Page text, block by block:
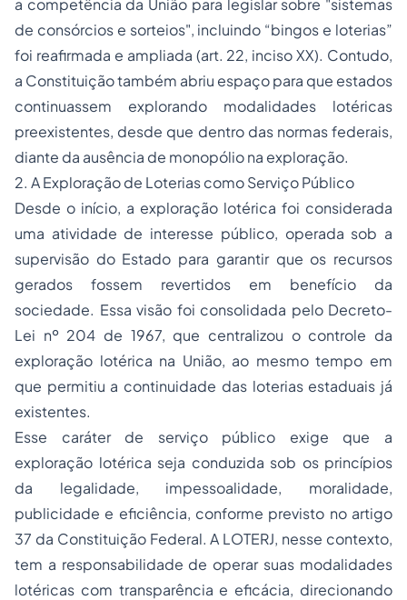
a competência da União para legislar sobre "sistemas
de consórcios e sorteios", incluindo “bingos e loterias”
foi reafirmada e ampliada (art. 22, inciso XX). Contudo,
a Constituição também abriu espaço para que estados
continuassem explorando modalidades lotéricas
preexistentes, desde que dentro das normas federais,
diante da ausência de monopólio na exploração.
2. A Exploração de Loterias como Serviço Público
Desde o início, a exploração lotérica foi considerada
uma atividade de interesse público, operada sob a
supervisão do Estado para garantir que os recursos
gerados fossem revertidos em benefício da
sociedade. Essa visão foi consolidada pelo Decreto-
Lei nº 204 de 1967, que centralizou o controle da
exploração lotérica na União, ao mesmo tempo em
que permitiu a continuidade das loterias estaduais já
existentes.
Esse caráter de serviço público exige que a
exploração lotérica seja conduzida sob os princípios
da legalidade, impessoalidade, moralidade,
publicidade e eficiência, conforme previsto no artigo
37 da Constituição Federal. A LOTERJ, nesse contexto,
tem a responsabilidade de operar suas modalidades
lotéricas com transparência e eficácia, direcionando